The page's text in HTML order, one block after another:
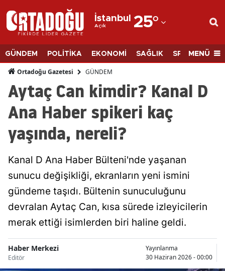
İstanbul
Açık 25°
Adana
Adıyaman
Afyonkarahisar
Ağrı
Amasya
Ankara
Antalya
Artvin
Aydın
Balıkesir
Bilecik
GÜNDEM POLİTİKA EKONOMİ SAĞLIK SPORMENÜ
Ortadoğu Gazetesi GÜNDEM
Aytaç Can kimdir? Kanal D
Ana Haber spikeri kaç
yaşında, nereli?
Kanal D Ana Haber Bülteni'nde yaşanan
sunucu değişikliği, ekranların yeni ismini
gündeme taşıdı. Bültenin sunuculuğunu
devralan Aytaç Can, kısa sürede izleyicilerin
merak ettiği isimlerden biri haline geldi.
Haber Merkezi
Editör
Yayınlanma
30 Haziran 2026 - 00:00